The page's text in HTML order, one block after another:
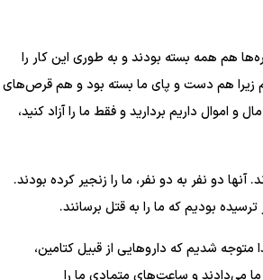
هم همه بسته بودند و به طوری این کار را
زیرا هم دست و پای ما بسته بود و هم قرص‌های
داریم بردارید و فقط ما را آزاد کنید،
خانه انتقال دادند. آنها دو نفر به دو نفر، ما را زنجیر کرده بودند.
بودیم که ما را به قتل برسانند.
متوجه شدیم که داروهایی از قبیل کتامین،
که هر روز به ما می‌دادند و ساعت‌های متمادی ما را